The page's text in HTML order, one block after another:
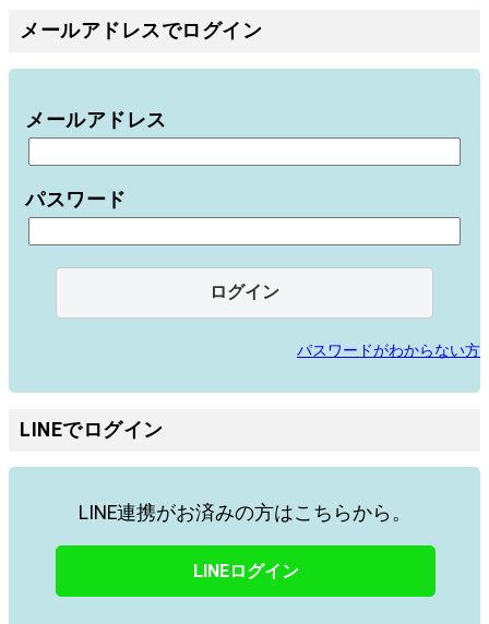
メールアドレスでログイン
メールアドレス
パスワード
パスワードがわからない方
LINEでログイン
LINE連携がお済みの方はこちらから。
LINEログイン